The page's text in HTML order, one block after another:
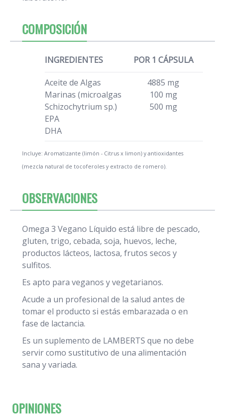
COMPOSICIÓN
INGREDIENTES POR 1 CÁPSULA
Aceite de Algas
Marinas (microalgas
Schizochytrium sp.)
EPA
DHA
4885 mg
100 mg
500 mg
Incluye: Aromatizante (limón - Citrus x limon) y antioxidantes
(mezcla natural de tocoferoles y extracto de romero).
OBSERVACIONES
Omega 3 Vegano Líquido está libre de pescado,
gluten, trigo, cebada, soja, huevos, leche,
productos lácteos, lactosa, frutos secos y
sulfitos.
Es apto para veganos y vegetarianos.
Acude a un profesional de la salud antes de
tomar el producto si estás embarazada o en
fase de lactancia.
Es un suplemento de LAMBERTS que no debe
servir como sustitutivo de una alimentación
sana y variada.
OPINIONES